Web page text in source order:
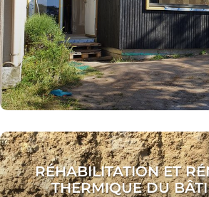
RÉHABILITATION ET
THERMIQUE DU